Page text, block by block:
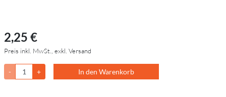
2,25 €
Preis inkl. MwSt., exkl. Versand
- + In den Warenkorb